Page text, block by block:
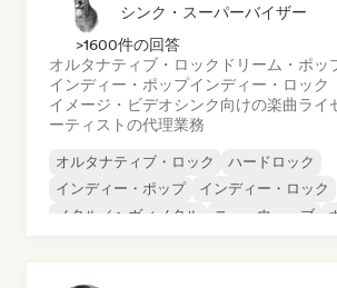
シンク・スーパーバイザー
>1600件の回答
オルタナティブ・ロック ドリーム・ポッ
インディー・ポップインディー・ロック
イメージ・ビデオシンク向けの楽曲ライ
ーティストの代理業務
オルタナティブ・ロック
ハードロック
インディー・ポップ
インディー・ロック
メタル／ヘヴィメタル
ニューウェーブ